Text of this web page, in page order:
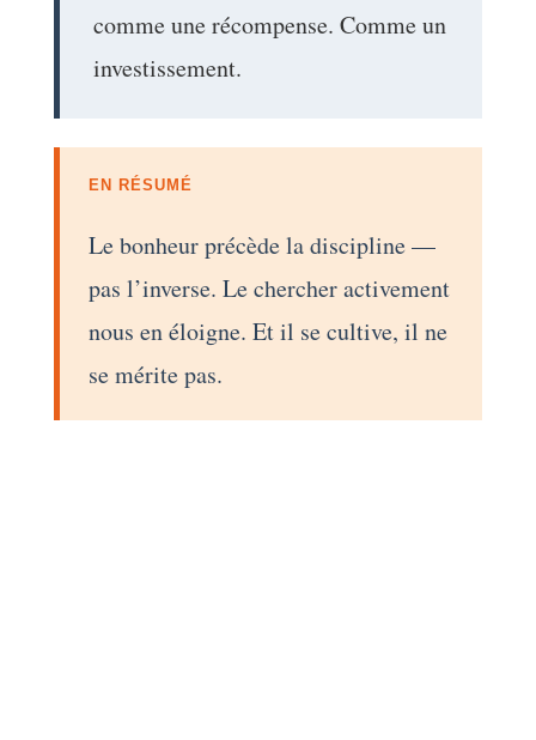
comme une récompense. Comme un
investissement.
EN RÉSUMÉ
Le bonheur précède la discipline —
pas l’inverse. Le chercher activement
nous en éloigne. Et il se cultive, il ne
se mérite pas.